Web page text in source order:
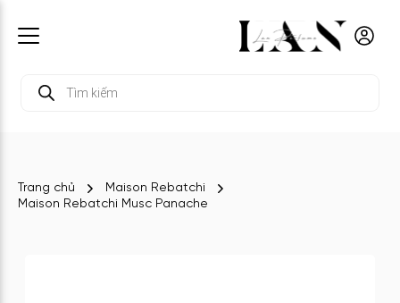
kiếm
Trang chủ
Maison Rebatchi
Maison Rebatchi Musc Panache